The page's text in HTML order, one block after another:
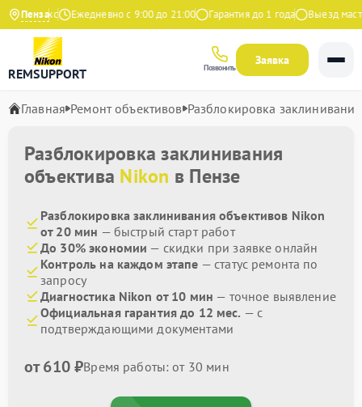
Пенза
Яндекс Ежедневно с 9:00 до 21:00 Гарантия до 1 года Выезд
REMSUPPORT Позвонить
Заявка
Главная Ремонт объективов Разблокировка заклинивания
Разблокировка заклинивания
объектива Nikon в Пензе
Разблокировка заклинивания объективов Nikon
от 20 мин — быстрый старт работ
До 30% экономии — скидки при заявке онлайн
Контроль на каждом этапе — статус ремонта по
запросу
Диагностика Nikon от 10 мин — точное выявление
Официальная гарантия до 12 мес. — с
подтверждающими документами
от 610 ₽Время работы: от 30 мин